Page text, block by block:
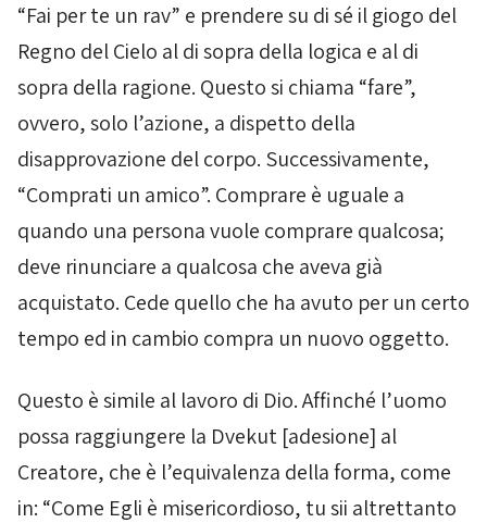
“Fai per te un rav” e prendere su di sé il giogo del
Regno del Cielo al di sopra della logica e al di
sopra della ragione. Questo si chiama “fare”,
ovvero, solo l’azione, a dispetto della
disapprovazione del corpo. Successivamente,
“Comprati un amico”. Comprare è uguale a
quando una persona vuole comprare qualcosa;
deve rinunciare a qualcosa che aveva già
acquistato. Cede quello che ha avuto per un certo
tempo ed in cambio compra un nuovo oggetto.
Questo è simile al lavoro di Dio. Affinché l’uomo
possa raggiungere la Dvekut [adesione] al
Creatore, che è l’equivalenza della forma, come
in: “Come Egli è misericordioso, tu sii altrettanto